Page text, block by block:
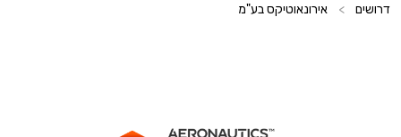
דרושים > אירונאוטיקס בע"מ